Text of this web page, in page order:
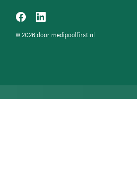
© 2026 door medipoolfirst.nl